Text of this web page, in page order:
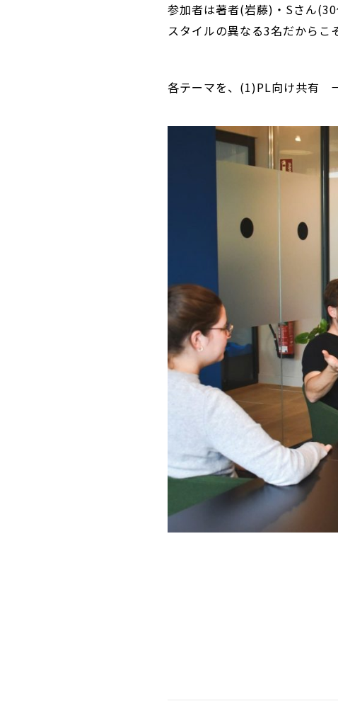
参加者は著者(岩藤)・Sさん
スタイルの異なる3名だからこ
各テーマを、(1)PL向け共